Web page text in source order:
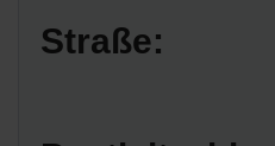
Straße: